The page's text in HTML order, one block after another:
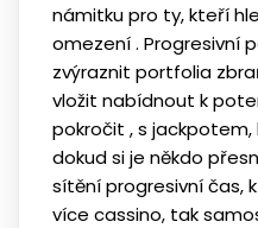
námitku pro ty, kteří
omezení . Progresivní
zvýraznit portfolia
vložit nabídnout k
pokročit , s jackpotem,
dokud si je někdo
sítění progresivní čas,
více cassino, tak